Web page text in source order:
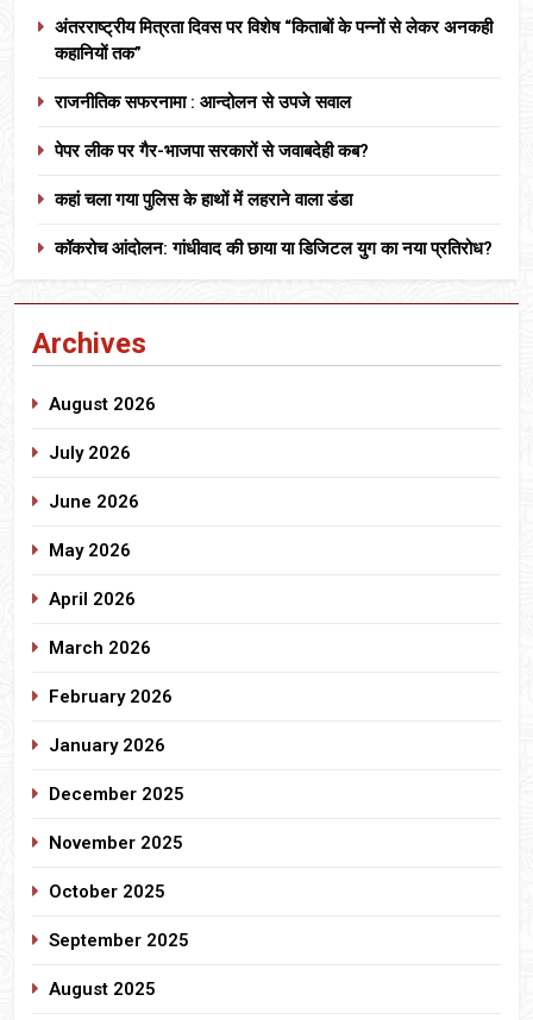
अंतरराष्ट्रीय मित्रता दिवस पर विशेष “किताबों के पन्नों से लेकर अनकही
कहानियों तक”
राजनीतिक सफरनामा : आन्दोलन से उपजे सवाल
पेपर लीक पर गैर-भाजपा सरकारों से जवाबदेही कब?
कहां चला गया पुलिस के हाथों में लहराने वाला डंडा
कॉकरोच आंदोलन: गांधीवाद की छाया या डिजिटल युग का नया प्रतिरोध?
Archives
August 2026
July 2026
June 2026
May 2026
April 2026
March 2026
February 2026
January 2026
December 2025
November 2025
October 2025
September 2025
August 2025